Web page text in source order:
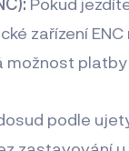
zařízení
podle